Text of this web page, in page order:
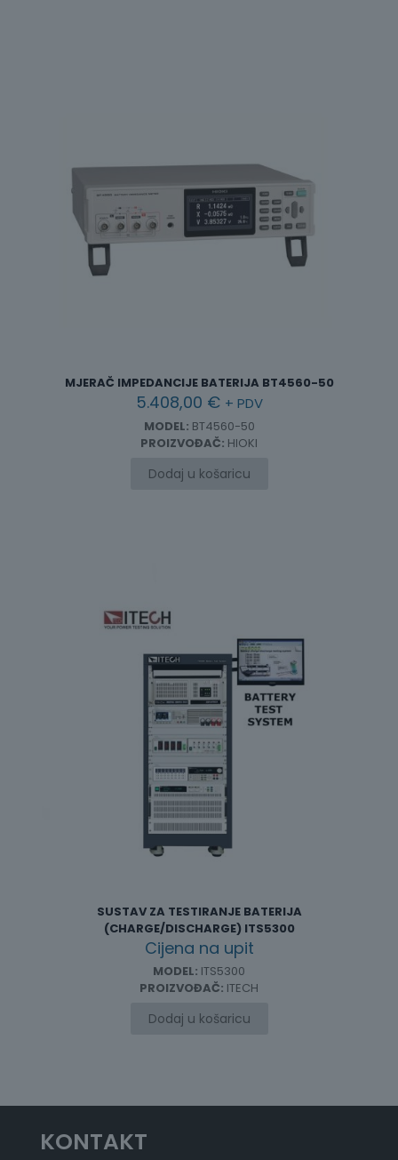
MJERAČ IMPEDANCIJE BATERIJA BT4560-50
5.408,00 € + PDV
MODEL: BT4560-50
PROIZVOĐAČ: HIOKI
Dodaj u košaricu
SUSTAV ZA TESTIRANJE BATERIJA
(CHARGE/DISCHARGE) ITS5300
Cijena na upit
MODEL: ITS5300
PROIZVOĐAČ: ITECH
Dodaj u košaricu
KONTAKT